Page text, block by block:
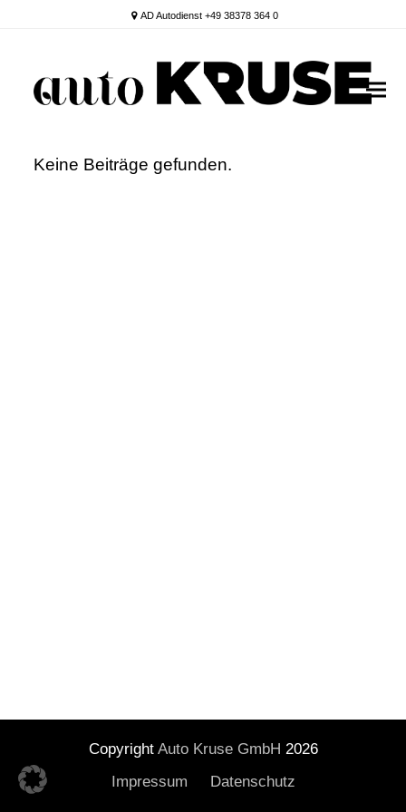
AD Autodienst +49 38378 364 0
Keine Beiträge gefunden.
Copyright Auto Kruse GmbH 2026
Impressum
Datenschutz